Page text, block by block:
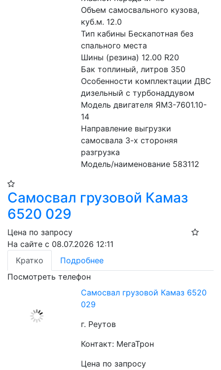
Объем самосвального кузова,
куб.м. 12.0
Тип кабины Бескапотная без
спального места
Шины (резина) 12.00 R20
Бак топлиный, литров 350
Особенности комплектации ДВС
дизельный с турбонаддувом
Модель двигателя ЯМЗ-7601.10-
14
Направление выгрузки
самосвала 3-х стороняя
разгрузка
Модель/наименование 583112
Самосвал грузовой Камаз
6520 029
Цена по запросу
На сайте с 08.07.2026 12:11
Кратко
Подробнее
Посмотреть телефон
Самосвал грузовой Камаз 6520
029
г. Реутов
Контакт: МегаТрон
Цена по запросу